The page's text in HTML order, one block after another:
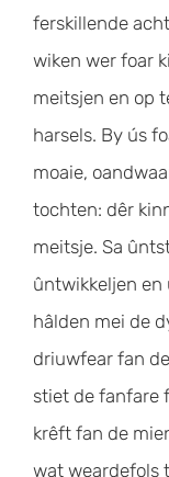
ferskillende
wiken wer foar
meitsjen en op
harsels. By ús
moaie,
tochten: dêr
meitsje. Sa
ûntwikkeljen en
hâlden mei de
driuwfear fan
stiet de fanfare
krêft fan de
wat weardefols